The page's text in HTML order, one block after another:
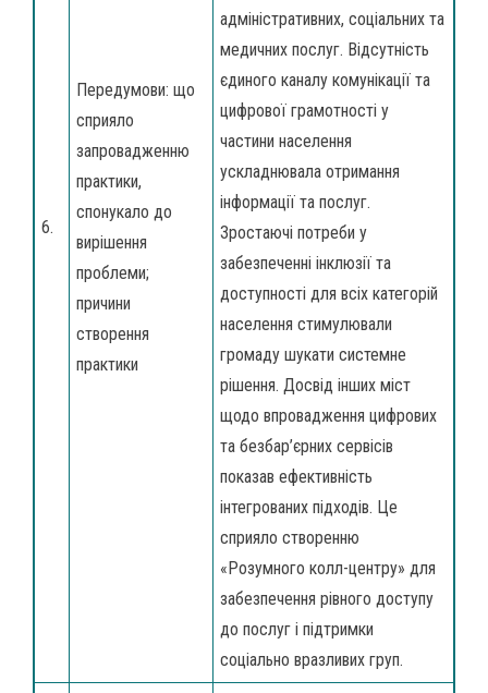
6.
Передумови: що
сприяло
запровадженню
практики,
спонукало до
вирішення
проблеми;
причини
створення
практики
адміністративних, соціальних та
медичних послуг. Відсутність
єдиного каналу комунікації та
цифрової грамотності у
частини населення
ускладнювала отримання
інформації та послуг.
Зростаючі потреби у
забезпеченні інклюзії та
доступності для всіх категорій
населення стимулювали
громаду шукати системне
рішення. Досвід інших міст
щодо впровадження цифрових
та безбар’єрних сервісів
показав ефективність
інтегрованих підходів. Це
сприяло створенню
«Розумного колл-центру» для
забезпечення рівного доступу
до послуг і підтримки
соціально вразливих груп.